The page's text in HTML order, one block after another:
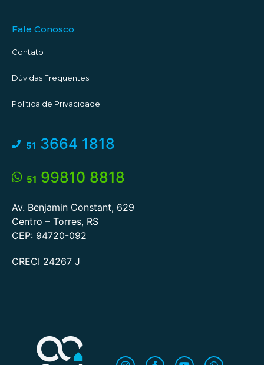
Fale Conosco
Contato
Dúvidas Frequentes
Política de Privacidade
51 3664 1818
51 99810 8818
Av. Benjamin Constant, 629
Centro – Torres, RS
CEP: 94720-092
CRECI 24267 J